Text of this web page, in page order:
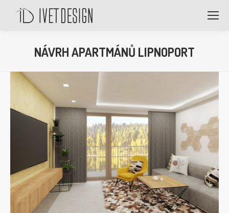
NÁVRH APARTMÁNŮ LIPNOPORT